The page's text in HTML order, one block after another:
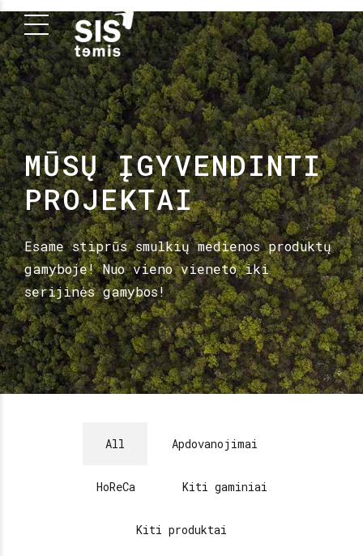
MŪSŲ ĮGYVENDINTI
PROJEKTAI
Esame stiprūs smulkių medienos produktų
gamyboje! Nuo vieno vieneto iki
serijinės gamybos!
All Apdovanojimai
HoReCa Kiti gaminiai
Kiti produktai